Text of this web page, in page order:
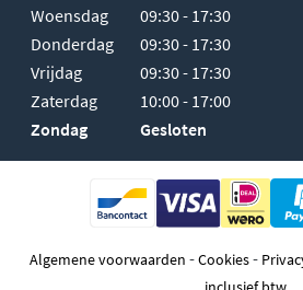
Woensdag
09:30 - 17:30
Donderdag
09:30 - 17:30
Vrijdag
09:30 - 17:30
Zaterdag
10:00 - 17:00
Zondag
Gesloten
Algemene voorwaarden -Cookies-